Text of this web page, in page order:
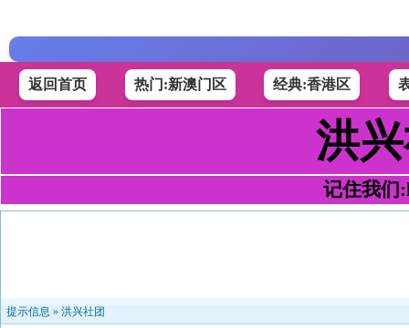
返回首页 热门:新澳门区 经典:香港区
洪
记住我们
提示信息 » 洪兴社团